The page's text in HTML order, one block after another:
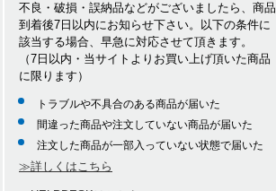
不良・破損・誤納品などがございましたら、商品
到着後7日以内にお知らせ下さい。以下の条件に
該当する場合、早急に対応させて頂きます。
（7日以内・当サイトよりお買い上げ頂いた商品
に限ります）
トラブルや不具合のある商品が届いた
間違った商品や注文していない商品が届いた
注文した商品が一部入っていない状態で届いた
≫詳しくはこちら